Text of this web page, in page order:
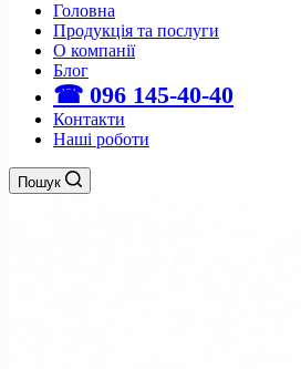
Головна
Продукція та послуги
О компанії
Блог
☎ 096 145-40-40
Контакти
Наші роботи
Пошук